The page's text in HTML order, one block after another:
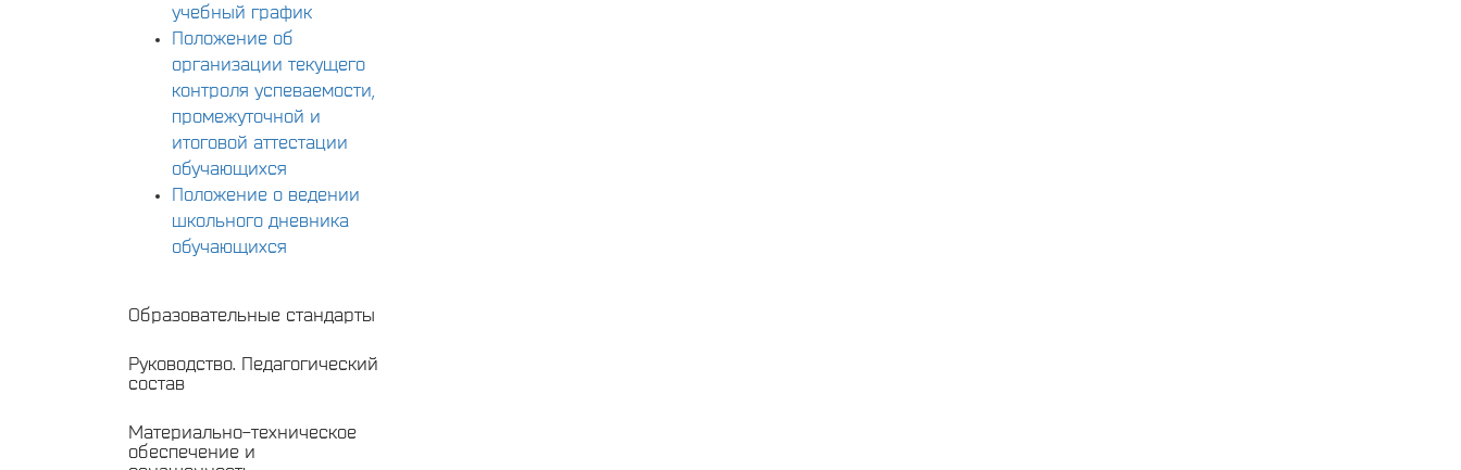
учебный график
Положение об
организации текущего
контроля успеваемости,
промежуточной и
итоговой аттестации
обучающихся
Положение о ведении
школьного дневника
обучающихся
Образовательные стандарты
Руководство. Педагогический
состав
Материально-техническое
обеспечение и